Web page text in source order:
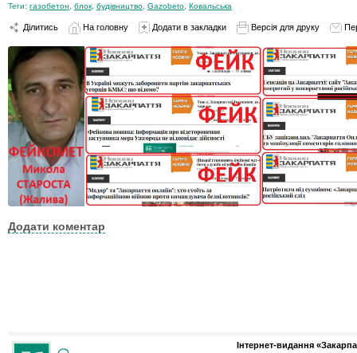
Теги: газобетон блок будівництво Gazobeto Ковальська
Ділитись На головну Додати в закладки Версія для друку
Додати коментар
Інтернет-видання